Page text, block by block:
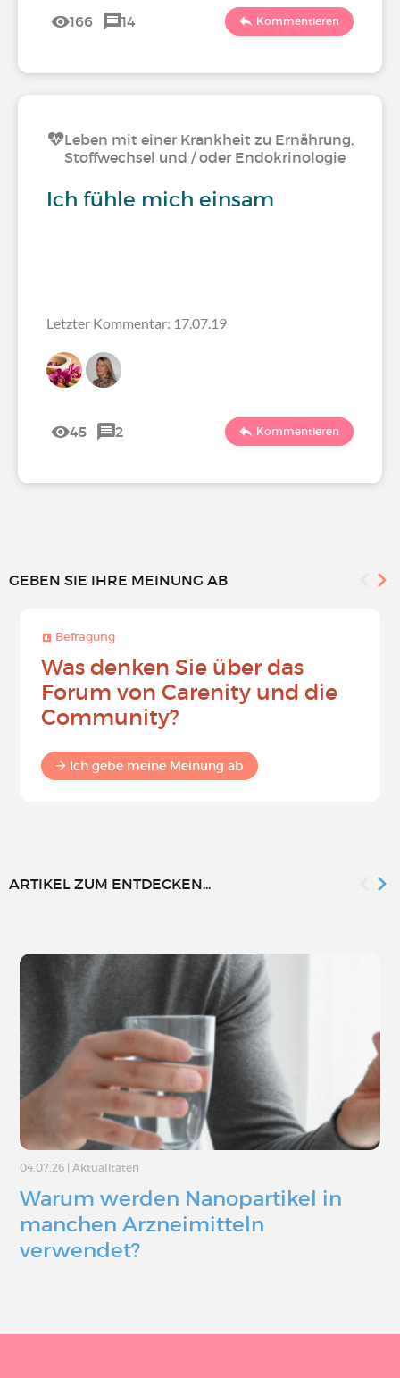
166 14 Kommentieren
Leben mit einer Krankheit zu Ernährung,
Stoffwechsel und / oder Endokrinologie
Ich fühle mich einsam
Letzter Kommentar: 17.07.19
45 2 Kommentieren
GEBEN SIE IHRE MEINUNG AB
Befragung
Was denken Sie über das
Forum von Carenity und die
Community?
Ich gebe meine Meinung ab
ARTIKEL ZUM ENTDECKEN...
04.07.26 Aktualitäten
Warum werden Nanopartikel in
manchen Arzneimitteln
verwendet?